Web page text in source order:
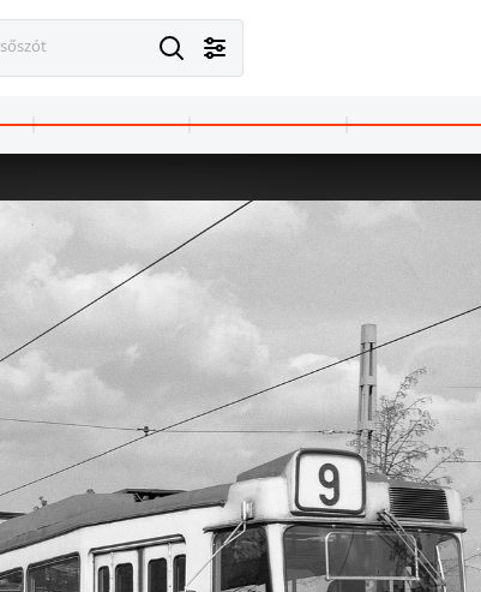
1973 · Budapest II.,Budapest XIII.
budai alsórakpart, hajókikötő a Margit híd és a Jászai Mari tér házai felé nézve.
1973 ·
a budai alsó rakpart a Bem